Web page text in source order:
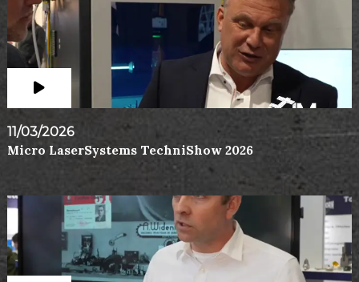
11/03/2026
Micro LaserSystems TechniShow 2026